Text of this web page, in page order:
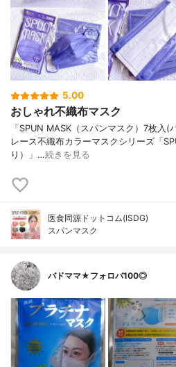
5.00
おしゃれ不織布マスク
「SPUN MASK（スパンマスク）7枚入
レース不織布カラーマスクシリーズ「
り）」…続きを見る
医食同源ドットコム(ISDG)
スパンマスク
バドママ★フォロバ100◎